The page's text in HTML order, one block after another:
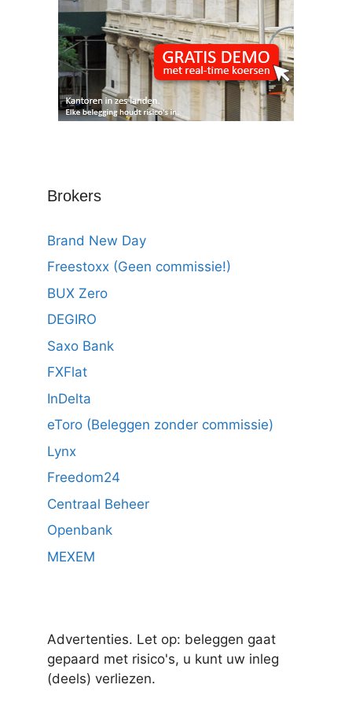
Brokers
Brand New Day
Freestoxx (Geen commissie!)
BUX Zero
DEGIRO
Saxo Bank
FXFlat
InDelta
eToro (Beleggen zonder commissie)
Lynx
Freedom24
Centraal Beheer
Openbank
MEXEM
Advertenties. Let op: beleggen gaat
gepaard met risico's, u kunt uw inleg
(deels) verliezen.